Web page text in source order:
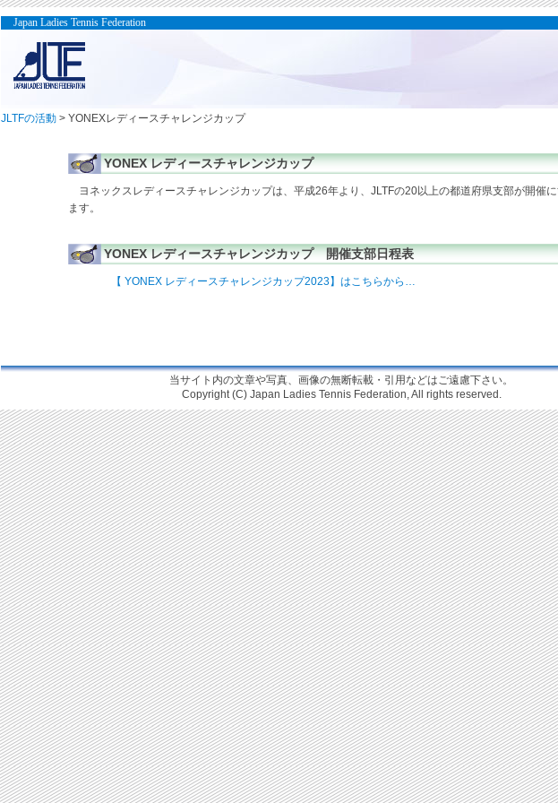
Japan Ladies Tennis Federation
JLTFの活動 > YONEXレディースチャレンジカップ
YONEX レディースチャレンジカップ
ヨネックスレディースチャレンジカップは、平成26年より、JLTFの20以上の都道府県支部が開催
ます。
YONEX レディースチャレンジカップ 開催支部日程表
【 YONEX レディースチャレンジカップ2023】はこちらから…
当サイト内の文章や写真、画像の無断転載・引用などはご遠慮下さい。
Copyright (C) Japan Ladies Tennis Federation, All rights reserved.